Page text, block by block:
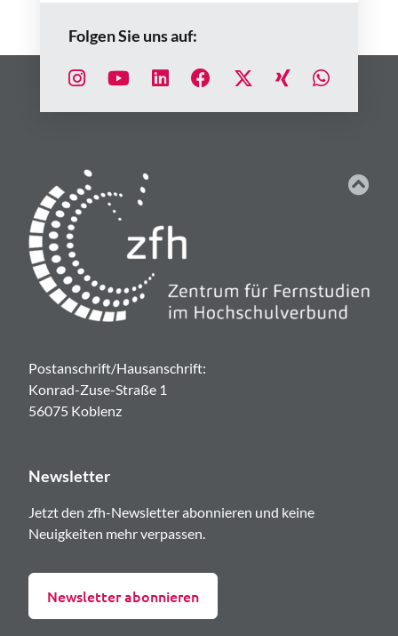
Folgen Sie uns auf:
Postanschrift/Hausanschrift:
Konrad-Zuse-Straße 1
56075 Koblenz
Newsletter
Jetzt den zfh-Newsletter abonnieren und keine
Neuigkeiten mehr verpassen.
Newsletter abonnieren